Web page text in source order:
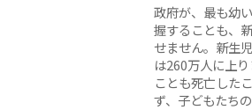
政府が、最も幼
握することも、
せません。新生
は260万人に上
ことも死亡した
ず、子どもたち